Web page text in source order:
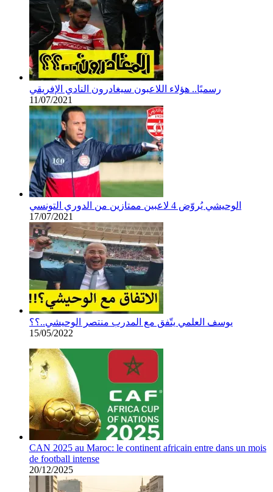
رسميًا.. هؤلاء اللاعبون سيغادرون النادي الإفريقي
11/07/2021
الوحيشي يُروّض 4 لاعبين ممتازين من الدوري التونسي
17/07/2021
يوسف العلمي يتّفق مع المدرب منتصر الوحيشي..؟؟
15/05/2022
CAN 2025 au Maroc: le continent africain entre dans un mois
de football intense
20/12/2025